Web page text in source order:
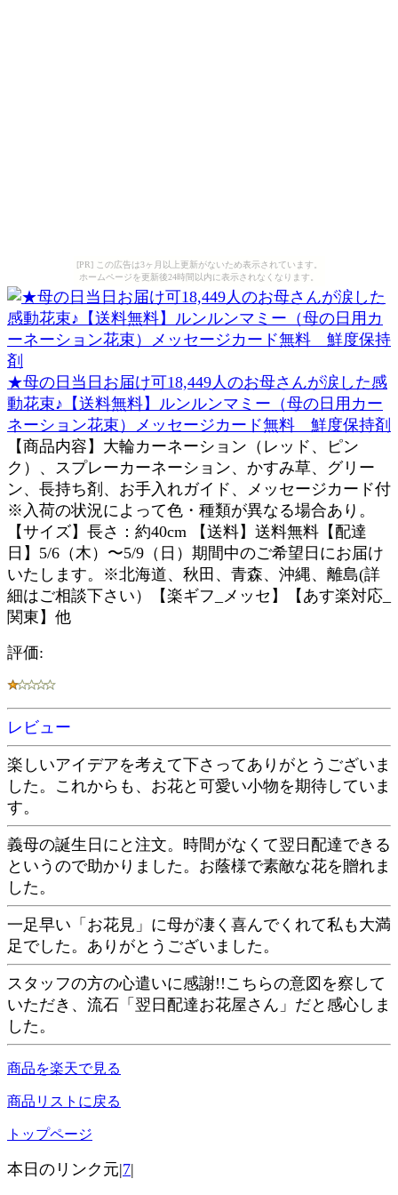
[PR] この広告は3ヶ月以上更新がないため表示されています。
ホームページを更新後24時間以内に表示されなくなります。
★母の日当日お届け可18,449人のお母さんが涙した感
動花束♪【送料無料】ルンルンマミー（母の日用カー
ネーション花束）メッセージカード無料 鮮度保持剤
【商品内容】大輪カーネーション（レッド、ピン
ク）、スプレーカーネーション、かすみ草、グリー
ン、長持ち剤、お手入れガイド、メッセージカード付
※入荷の状況によって色・種類が異なる場合あり。
【サイズ】長さ：約40cm 【送料】送料無料【配達
日】5/6（木）〜5/9（日）期間中のご希望日にお届け
いたします。※北海道、秋田、青森、沖縄、離島(詳
細はご相談下さい）【楽ギフ_メッセ】【あす楽対応_
関東】他
評価:
レビュー
楽しいアイデアを考えて下さってありがとうございま
した。これからも、お花と可愛い小物を期待していま
す。
義母の誕生日にと注文。時間がなくて翌日配達できる
というので助かりました。お蔭様で素敵な花を贈れま
した。
一足早い「お花見」に母が凄く喜んでくれて私も大満
足でした。ありがとうございました。
スタッフの方の心遣いに感謝!!こちらの意図を察して
いただき、流石「翌日配達お花屋さん」だと感心しま
した。
商品を楽天で見る
商品リストに戻る
トップページ
本日のリンク元|7|